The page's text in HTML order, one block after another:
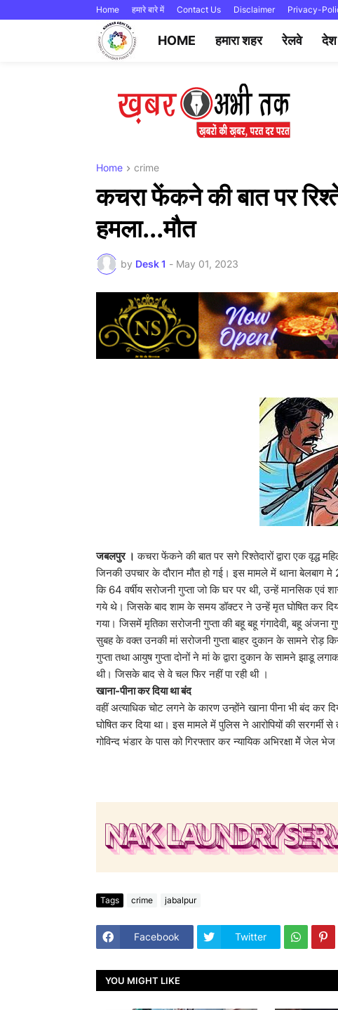
Home हमारे बारे में Contact Us Disclaimer Privacy-
HOME हमारा शहर रेलवे देश
Home crime
कचरा फेंकने की बात पर
हमला...मौत
by Desk 1 - May 01, 2023
जबलपुर । कचरा फेंकने की बात पर सगे रिश्तेदारों द्वारा एक वृद्ध
जिनकी उपचार के दौरान मौत हो गई। इस मामले में थाना बेलबाग
कि 64 वर्षीय सरोजनी गुप्ता जो कि घर पर थी, उन्हें मानसिक एवं
गये थे। जिसके बाद शाम के समय डॉक्टर ने उन्हें मृत घोषित कर
गया। जिसमें मृतिका सरोजनी गुप्ता की बहू बहू गंगादेवी, बहू
सुबह के वक्त उनकी मां सरोजनी गुप्ता बाहर दुकान के सामने रोड़
गुप्ता तथा आयुष गुप्ता दोनों ने मां के द्वारा दुकान के सामने झाडू
थी। जिसके बाद से वे चल फिर नहीं पा रही थी ।
खाना-पीना कर दिया था बंद
वहीं अत्याधिक चोट लगने के कारण उन्होंने खाना पीना भी बंद कर
घोषित कर दिया था। इस मामले में पुलिस ने आरोपियों की सरगर्मी से
गोविन्द भंडार के पास को गिरफ्तार कर न्यायिक अभिरक्षा मेें जेल भेज
Tags crime jabalpur
Facebook Twitter
YOU MIGHT LIKE